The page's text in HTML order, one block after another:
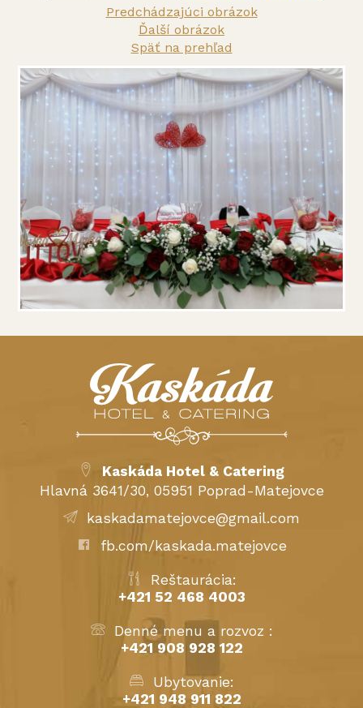
Predchádzajúci obrázok
Ďalší obrázok
Späť na prehľad
Kaskáda Hotel & Catering
Hlavná 3641/30, 05951 Poprad-Matejovce
kaskadamatejovce@gmail.com
fb.com/kaskada.matejovce
Reštaurácia:
+421 52 468 4003
Denné menu a rozvoz :
+421 908 928 122
Ubytovanie:
+421 948 911 822